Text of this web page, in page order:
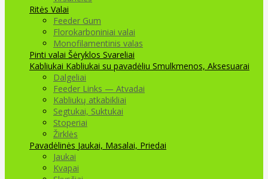
Ritės Valai
Feeder Gum
Florokarboniniai valai
Monofilamentinis valas
Pinti valai Šėryklos Svareliai
Kabliukai Kabliukai su pavadėliu Smulkmenos, Aksesuarai
Dalgeliai
Feeder Links — Atvadai
Kabliukų atkabikliai
Segtukai, Suktukai
Stoperiai
Žirklės
Pavadėlinės Jaukai, Masalai, Priedai
Jaukai
Kvapai